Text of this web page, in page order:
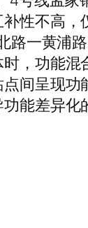
性不高
一黄浦
，功能
间呈现
能差异化